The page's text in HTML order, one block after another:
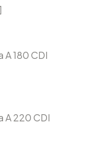
180 CDI
A 220 CDI